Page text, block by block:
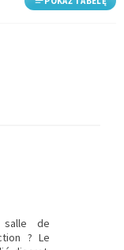
salle de
? Le